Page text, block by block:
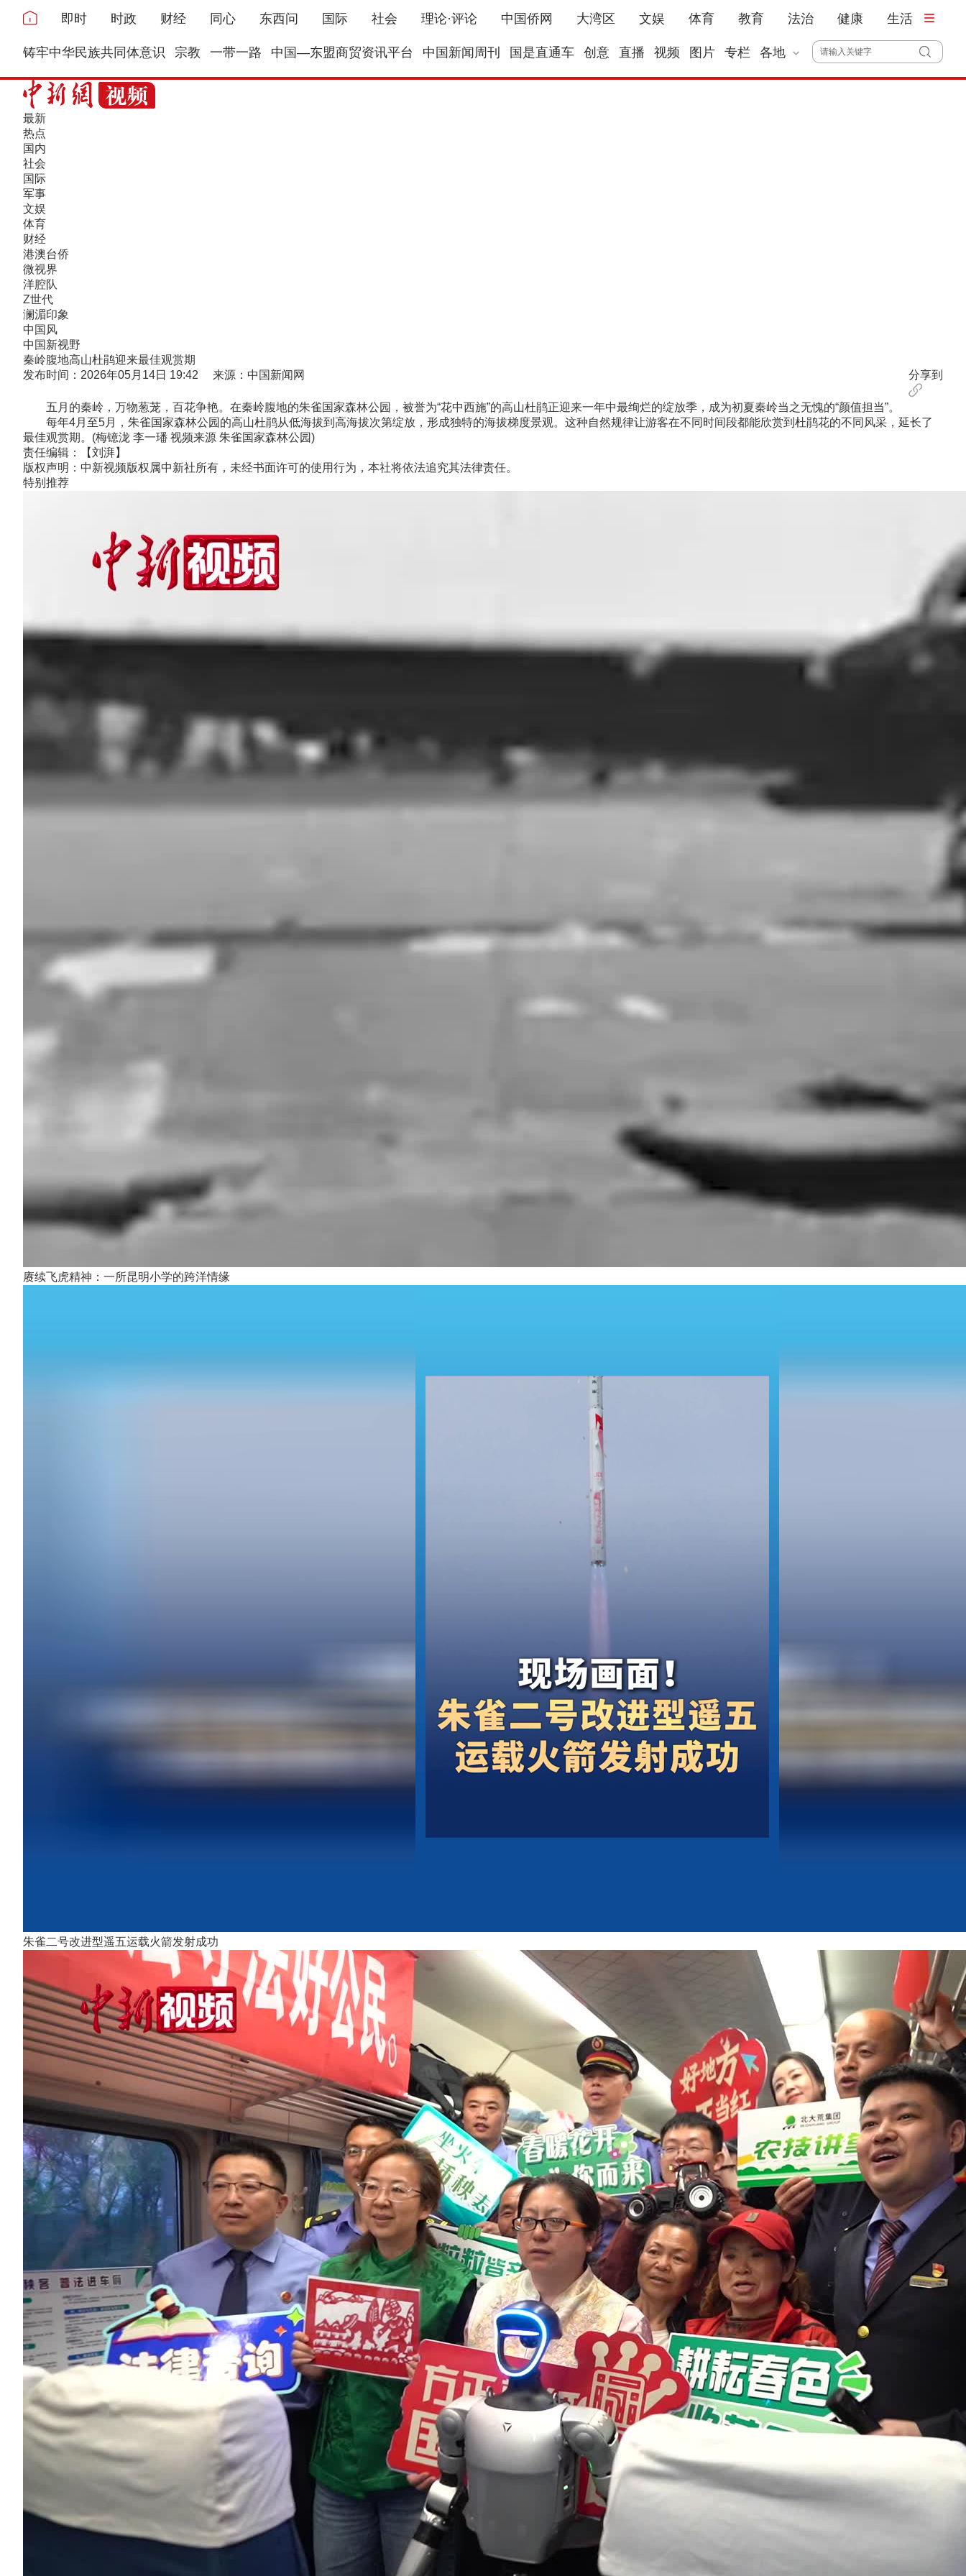
即时 时政 财经 同心 东西问 国际 社会 理论·评论 中国侨网 大湾区 文娱 体育 教育 法治 健康 生活
铸牢中华民族共同体意识 宗教 一带一路 中国—东盟商贸资讯平台 中国新闻周刊 国是直通车 创意 直播 视频 图片 专栏 各地
最新
热点
国内
社会
国际
军事
文娱
体育
财经
港澳台侨
微视界
洋腔队
Z世代
澜湄印象
中国风
中国新视野
秦岭腹地高山杜鹃迎来最佳观赏期
发布时间：2026年05月14日 19:42 来源：中国新闻网
分享到
五月的秦岭，万物葱茏，百花争艳。在秦岭腹地的朱雀国家森林公园，被誉为“花中西施”的高山杜鹃正迎来一年中最绚烂的绽放季，成为初夏秦岭当之无愧的“颜值担当”。
每年4月至5月，朱雀国家森林公园的高山杜鹃从低海拔到高海拔次第绽放，形成独特的海拔梯度景观。这种自然规律让游客在不同时间段都能欣赏到杜鹃花的不同风采，延长了
最佳观赏期。(梅镱泷 李一璠 视频来源 朱雀国家森林公园)
责任编辑：【刘湃】
版权声明：中新视频版权属中新社所有，未经书面许可的使用行为，本社将依法追究其法律责任。
特别推荐
赓续飞虎精神：一所昆明小学的跨洋情缘
朱雀二号改进型遥五运载火箭发射成功